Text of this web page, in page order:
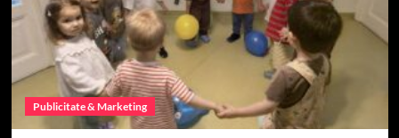
Publicitate & Marketing